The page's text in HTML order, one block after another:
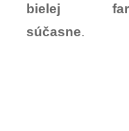
bielej
súčasne.